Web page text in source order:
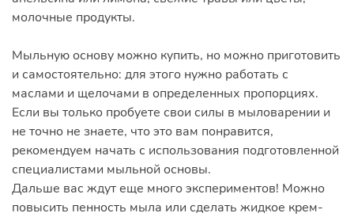
молочные продукты.
Мыльную основу можно купить, но можно приготовить
и самостоятельно: для этого нужно работать с
маслами и щелочами в определенных пропорциях.
Если вы только пробуете свои силы в мыловарении и
не точно не знаете, что это вам понравится,
рекомендуем начать с использования подготовленной
специалистами мыльной основы.
Дальше вас ждут еще много экспериментов! Можно
повысить пенность мыла или сделать жидкое крем-